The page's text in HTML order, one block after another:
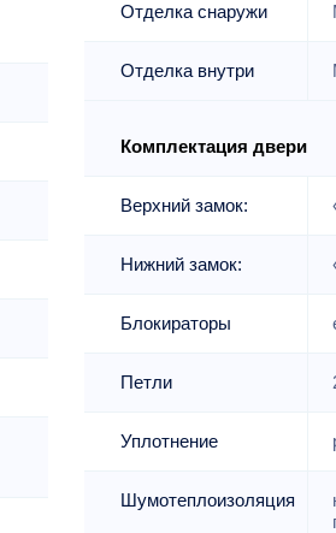
Отделка снаружи
Отделка внутри
Комплектация двери
Верхний замок:
Нижний замок:
Блокираторы
Петли
Уплотнение
Шумотеплоизоляция